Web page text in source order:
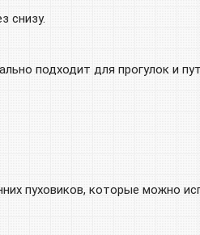
снизу.
подходит для прогулок и
пуховиков, которые можно